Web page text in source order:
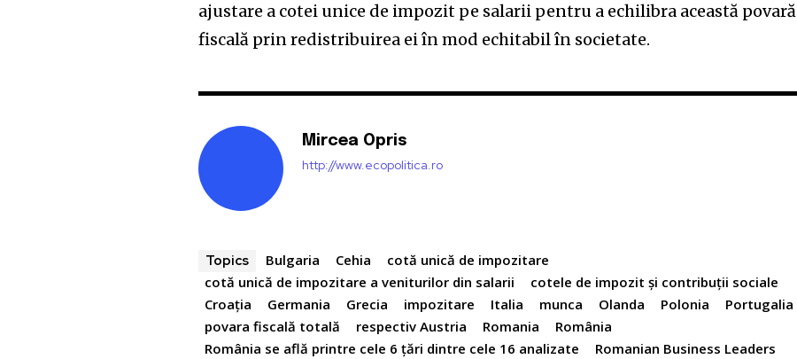
ajustare a cotei unice de impozit pe salarii pentru a echilibra această povară
fiscală prin redistribuirea ei în mod echitabil în societate.
Mircea Opris
http://www.ecopolitica.ro
Topics Bulgaria Cehia
cotă unică de impozitare
cotă unică de impozitare a veniturilor din salarii
cotele de impozit şi contribuţii sociale
Croaţia
Germania Grecia impozitare Italia munca Olanda Polonia
Portugalia
povara fiscală totală
respectiv Austria Romania
România
România se află printre cele 6 ţări dintre cele 16 analizate
Romanian Business Leaders